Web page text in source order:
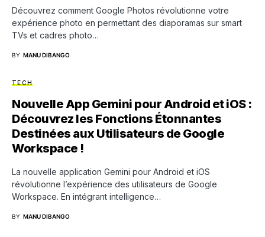
Découvrez comment Google Photos révolutionne votre
expérience photo en permettant des diaporamas sur smart
TVs et cadres photo…
BY MANU DIBANGO
TECH
Nouvelle App Gemini pour Android et iOS :
Découvrez les Fonctions Étonnantes
Destinées aux Utilisateurs de Google
Workspace !
La nouvelle application Gemini pour Android et iOS
révolutionne l’expérience des utilisateurs de Google
Workspace. En intégrant intelligence…
BY MANU DIBANGO